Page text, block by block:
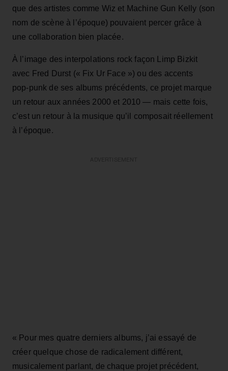
que des artistes comme Wiz et Machine Gun Kelly (son
nom de scène à l’époque) pouvaient percer grâce à
une collaboration bien placée.
À l’image des interpolations rock façon Limp Bizkit
avec Fred Durst (« Fix Ur Face ») ou des accents
pop‑punk de ses albums précédents, ce projet marque
un retour aux années 2000 et 2010 — mais cette fois,
c’est un retour à la musique qu’il composait réellement
à l’époque.
« Pour mes quatre derniers albums, j’ai essayé de
créer quelque chose de radicalement différent,
musicalement parlant, de chaque projet précédent,